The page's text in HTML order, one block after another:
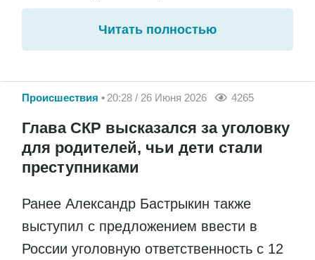
Читать полностью
Происшествия 20:28 / 26 Июня 2026 4265
Глава СКР высказался за уголовку
для родителей, чьи дети стали
преступниками
Ранее Александр Бастрыкин также
выступил с предложением ввести в
России уголовную ответственность с 12